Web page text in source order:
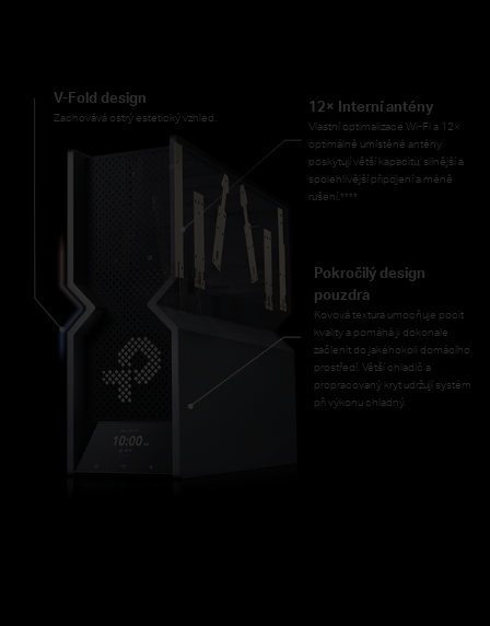
12× Interní antény
Vlastní optimalizace Wi-Fi a 12×
optimálně umístěné antény
poskytují větší kapacitu, silnější a
spolehlivější připojení a méně
rušení. ****
V-Fold design
Zachovává ostrý estetický vzhled.
Pokročilý design
pouzdra
Kovová textura umocňuje pocit
kvality a pomáhá ji dokonale
začlenit do jakéhokoli domácího
prostředí. Větší chladič a
propracovaný kryt udržují systém
při výkonu chladný.